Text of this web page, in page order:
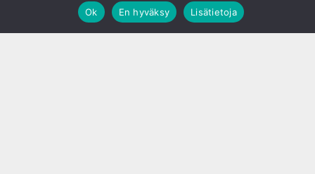
Ok
En hyväksy Lisätietoja